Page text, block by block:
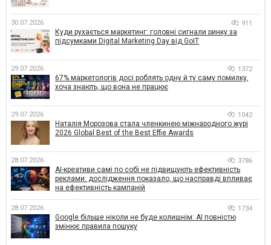
30.07.2026 911
Куди рухається маркетинг: головні сигнали ринку за
підсумками Digital Marketing Day від GoIT
29.07.2026 1372
67% маркетологів досі роблять одну й ту саму помилку,
хоча знають, що вона не працює
29.07.2026 1042
Наталія Морозова стала членкинею міжнародного журі
2026 Global Best of the Best Effie Awards
28.07.2026 3786
AI-креативи самі по собі не підвищують ефективність
реклами: дослідження показало, що насправді впливає
на ефективність кампаній
28.07.2026 1734
Google більше ніколи не буде колишнім: AI повністю
змінює правила пошуку